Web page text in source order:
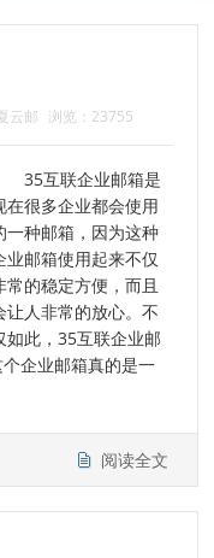
云邮 浏览：23755
35互联企业邮箱是
在很多企业都会使用
一种邮箱，因为这种
业邮箱使用起来不仅
常的稳定方便，而且
让人非常的放心。不
如此，35互联企业邮
企业邮箱真的是一
阅读全文